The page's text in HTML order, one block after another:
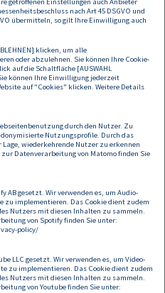
Footer
Impressum
nach Art 45 DSGVO und
übermitteln, so gilt Ihre Einwilligung auch
klicken, um alle
oder abzulehnen. Sie können Ihre Cookie-
auf die Schaltfläche [AUSWAHL
können Ihre Einwilligung jederzeit
auf "Cookies" klicken. Weitere Details
durch den Nutzer. Zu
Nutzungsprofile. Durch das
wiederkehrende Nutzer zu erkennen
Datenverarbeitung von Matomo finden Sie
AB gesetzt. Wir verwenden es, um Audio-
zu implementieren. Das Cookie dient zudem
Nutzers mit diesen Inhalten zu sammeln.
von Spotify finden Sie unter:
policy/
LLC gesetzt. Wir verwenden es, um Video-
zu implementieren. Das Cookie dient zudem
Nutzers mit diesen Inhalten zu sammeln.
von Youtube finden Sie unter: